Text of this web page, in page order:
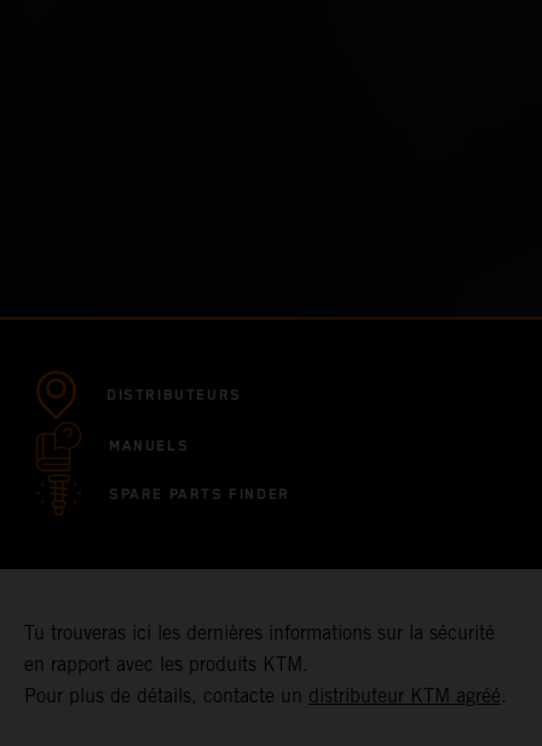
DISTRIBUTEURS
MANUELS
SPARE PARTS FINDER
Tu trouveras ici les dernières informations sur la sécurité
en rapport avec les produits KTM.
Pour plus de détails, contacte un distributeur KTM agréé.